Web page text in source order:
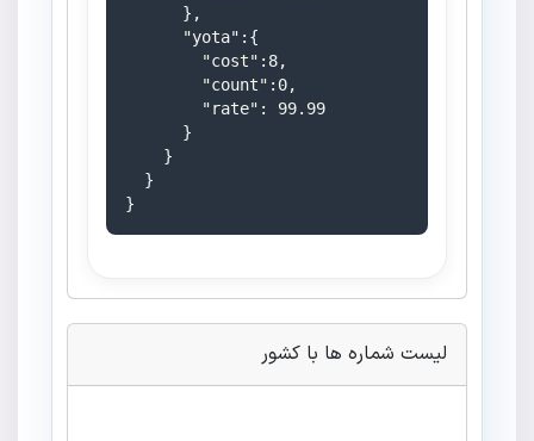
      },
      "yota":{
        "cost":8,
        "count":0,
        "rate": 99.99
      }
    }
  }
}
لیست شماره ها با کشور